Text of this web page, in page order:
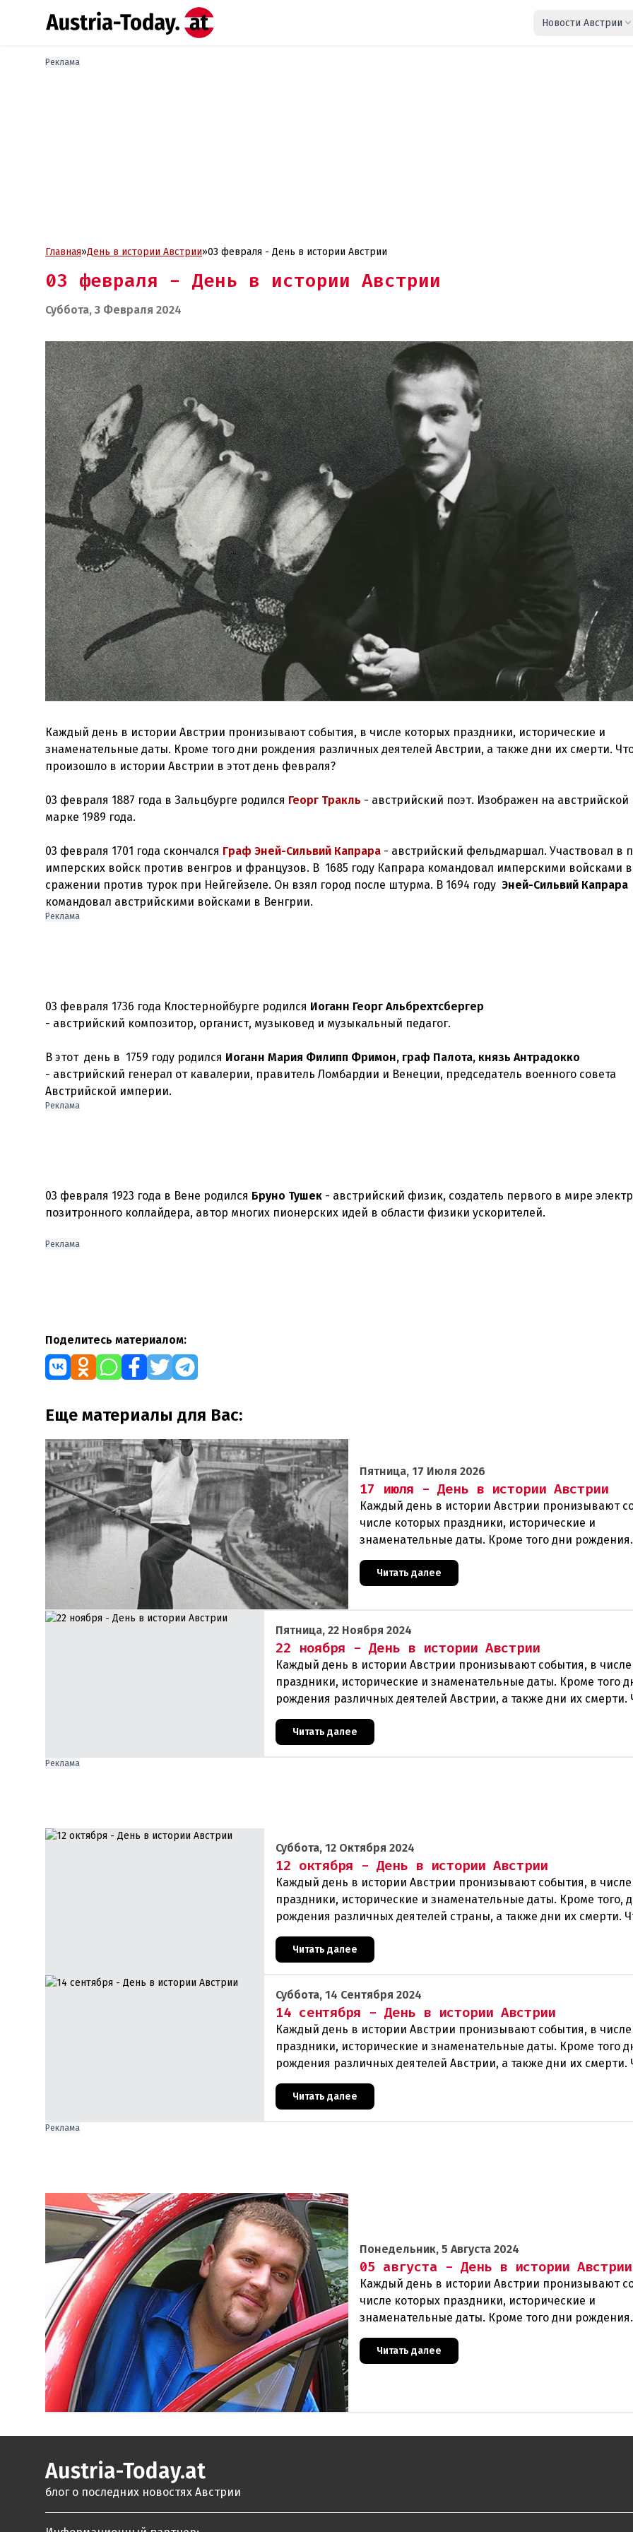
Новости Австрии
Реклама
Главная»День в истории Австрии»03 февраля - День в истории Австрии
03 февраля - День в истории Австрии
Суббота, 3 Февраля 2024
Каждый день в истории Австрии пронизывают события, в числе которых праздники, исторические и
знаменательные даты. Кроме того дни рождения различных деятелей Австрии, а также дни их смерти.
произошло в истории Австрии в этот день февраля?
03 февраля 1887 года в Зальцбурге родился Георг Тракль - австрийский поэт. Изображен на австрийской
марке 1989 года.
03 февраля 1701 года скончался Граф Эней-Сильвий Капрара - австрийский фельдмаршал. Участвовал в
имперских войск против венгров и французов. В 1685 году Капрара командовал имперскими войсками в
сражении против турок при Нейгейзеле. Он взял город после штурма. В 1694 году Эней-Сильвий Капрара
командовал австрийскими войсками в Венгрии.
Реклама
03 февраля 1736 года Клостернойбурге родился Иоганн Георг Альбрехтсбергер
- австрийский композитор, органист, музыковед и музыкальный педагог.
В этот день в 1759 году родился Иоганн Мария Филипп Фримон, граф Палота, князь Антрадокко
- австрийский генерал от кавалерии, правитель Ломбардии и Венеции, председатель военного совета
Австрийской империи.
Реклама
03 февраля 1923 года в Вене родился Бруно Тушек - австрийский физик, создатель первого в мире
позитронного коллайдера, автор многих пионерских идей в области физики ускорителей.
Реклама
Поделитесь материалом:
Еще материалы для Вас:
Пятница, 17 Июля 2026
17 июля - День в истории Австрии
Каждый день в истории Австрии пронизывают
числе которых праздники, исторические и
знаменательные даты. Кроме того дни рождения
же произ
Читать далее
Пятница, 22 Ноября 2024
22 ноября - День в истории Австрии
Каждый день в истории Австрии пронизывают события, в
праздники, исторические и знаменательные даты. Кроме того
рождения различных деятелей Австрии, а также дни их смерти.
прои
Читать далее
Реклама
Суббота, 12 Октября 2024
12 октября - День в истории Австрии
Каждый день в истории Австрии пронизывают события, в
праздники, исторические и знаменательные даты. Кроме того,
рождения различных деятелей страны, а также дни их смерти.
прои
Читать далее
Суббота, 14 Сентября 2024
14 сентября - День в истории Австрии
Каждый день в истории Австрии пронизывают события, в
праздники, исторические и знаменательные даты. Кроме того
рождения различных деятелей Австрии, а также дни их смерти.
прои
Читать далее
Реклама
Понедельник, 5 Августа 2024
05 августа - День в истории Австрии
Каждый день в истории Австрии пронизывают
числе которых праздники, исторические и
знаменательные даты. Кроме того дни рождения
различных деятелей страны, а также дни их
же произ
Читать далее
Austria-Today.at
блог о последних новостях Австрии